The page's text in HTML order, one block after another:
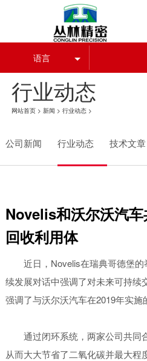
语言
行业动态
网站首页> 新闻 > 行业动态>
公司新闻 行业动态 技术文章
Novelis和沃尔沃汽
回收利用体
近日，Novelis在瑞典哥德堡的
续发展对话中强调了对未来可持续
强调了与沃尔沃汽车在2019年实施
通过闭环系统，两家公司共同
从而大大节省了二氧化碳并最大程